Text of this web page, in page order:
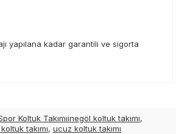
yapılana kadar garantili ve sigorta
Koltuk Takımıinegöl koltuk takımı,
takımı, ucuz koltuk takımı